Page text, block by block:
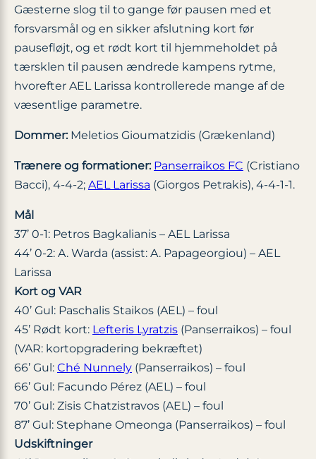
Gæsterne slog til to gange før pausen med et
forsvarsmål og en sikker afslutning kort før
pausefløjt, og et rødt kort til hjemmeholdet på
tærsklen til pausen ændrede kampens rytme,
hvorefter AEL Larissa kontrollerede mange af de
væsentlige parametre.
Dommer:Meletios Gioumatzidis (Grækenland)
Trænere og formationer: Panserraikos FC (Cristiano
Bacci), 4-4-2; AEL Larissa (Giorgos Petrakis), 4-4-1-1.
Mål
37’ 0-1: Petros Bagkalianis – AEL Larissa
44’ 0-2: A. Warda (assist: A. Papageorgiou) – AEL
Larissa
Kort og VAR
40’ Gul: Paschalis Staikos (AEL) – foul
45’ Rødt kort: Lefteris Lyratzis (Panserraikos) – foul
(VAR: kortopgradering bekræftet)
66’ Gul: Ché Nunnely (Panserraikos) – foul
66’ Gul: Facundo Pérez (AEL) – foul
70’ Gul: Zisis Chatzistravos (AEL) – foul
87’ Gul: Stephane Omeonga (Panserraikos) – foul
Udskiftninger